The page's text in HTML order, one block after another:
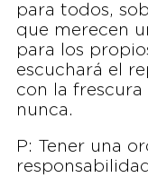
para todos,
que merecen
para los
escuchará el
con la
nunca.
P: Tener una